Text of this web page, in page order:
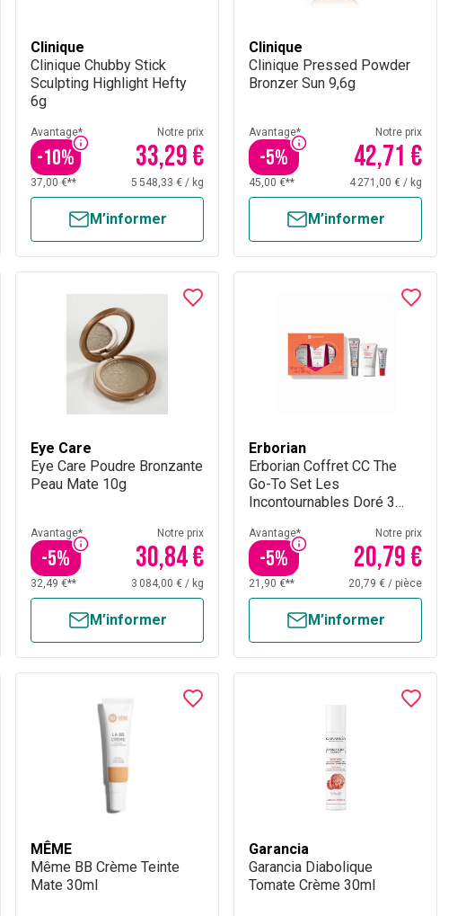
Clinique
Clinique Chubby Stick
Sculpting Highlight Hefty
6g
Avantage*
-10%
Notre prix
33,29 €
37,00 €** 5 548,33 € / kg
M’informer
Clinique
Clinique Pressed Powder
Bronzer Sun 9,6g
Avantage*
-5%
Notre prix
42,71 €
45,00 €** 4 271,00 € / kg
M’informer
Eye Care
Eye Care Poudre Bronzante
Peau Mate 10g
Avantage*
-5%
Notre prix
30,84 €
32,49 €** 3 084,00 € / kg
M’informer
Erborian
Erborian Coffret CC The
Go-To Set Les
Incontournables Doré 3
Avantage*
-5%
Notre prix
20,79 €
21,90 €** 20,79 € / pièce
M’informer
MÊME
Même BB Crème Teinte
Mate 30ml
Garancia
Garancia Diabolique
Tomate Crème 30ml